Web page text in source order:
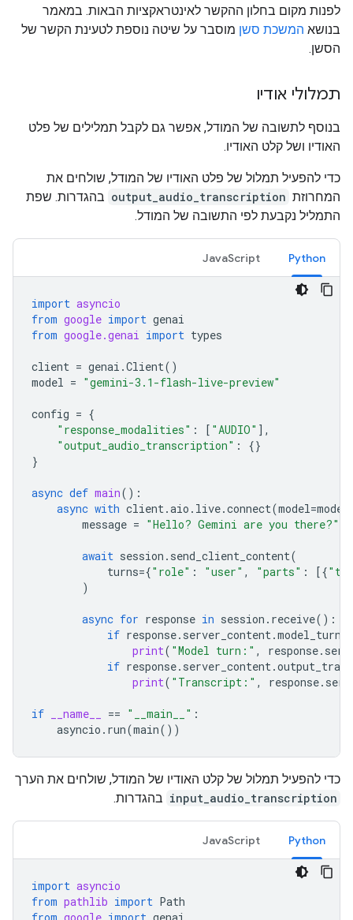
לפנות מקום בחלון ההקשר לאינטראקציות הבאות. במאמר
בנושא המשכת סשן מוסבר על שיטה נוספת לטעינת הקשר של
הסשן.
תמלולי אודיו
בנוסף לתשובה של המודל, אפשר גם לקבל תמלילים של פלט
האודיו ושל קלט האודיו.
כדי להפעיל תמלול של פלט האודיו של המודל, שולחים את
המחרוזת output_audio_transcription בהגדרות. שפת
התמליל נקבעת לפי התשובה של המודל.
Python
JavaScript
import asyncio
from google import genai
from google.genai import types
client = genai .Client()
model = "gemini-3.1-flash-live-preview"
config = {
"response_modalities" : [ "AUDIO" ],
"output_audio_transcription" :
{}
}
async def main():
async with client.aio . live.connect(model=model
message = "Hello? Gemini are you there?"
await session . send_client_content(
turns={"role" : "user" , "parts" : [{
)
async for response in session . receive():
if response. server_content.model_turn
print( "Model turn:" , response.
if response. server_content.
print( "Transcript:" , response.
if __name__ == "__main__" :
asyncio . run(main())
כדי להפעיל תמלול של קלט האודיו של המודל, שולחים את הערך
input_audio_transcription בהגדרות.
Python
JavaScript
import asyncio
from pathlib import Path